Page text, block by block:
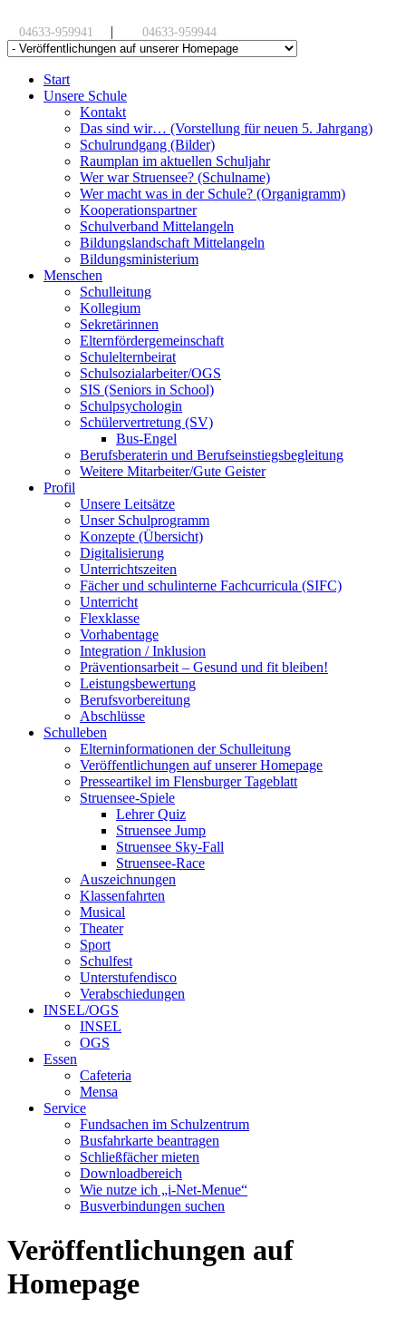
04633-959941 | 04633-959944
Start
Unsere Schule
Kontakt
Das sind wir… (Vorstellung für neuen 5. Jahrgang)
Schulrundgang (Bilder)
Raumplan im aktuellen Schuljahr
Wer war Struensee? (Schulname)
Wer macht was in der Schule? (Organigramm)
Kooperationspartner
Schulverband Mittelangeln
Bildungslandschaft Mittelangeln
Bildungsministerium
Menschen
Schulleitung
Kollegium
Sekretärinnen
Elternfördergemeinschaft
Schulelternbeirat
Schulsozialarbeiter/OGS
SIS (Seniors in School)
Schulpsychologin
Schülervertretung (SV)
Bus-Engel
Berufsberaterin und Berufseinstiegsbegleitung
Weitere Mitarbeiter/Gute Geister
Profil
Unsere Leitsätze
Unser Schulprogramm
Konzepte (Übersicht)
Digitalisierung
Unterrichtszeiten
Fächer und schulinterne Fachcurricula (SIFC)
Unterricht
Flexklasse
Vorhabentage
Integration / Inklusion
Präventionsarbeit – Gesund und fit bleiben!
Leistungsbewertung
Berufsvorbereitung
Abschlüsse
Schulleben
Elterninformationen der Schulleitung
Veröffentlichungen auf unserer Homepage
Presseartikel im Flensburger Tageblatt
Struensee-Spiele
Lehrer Quiz
Struensee Jump
Struensee Sky-Fall
Struensee-Race
Auszeichnungen
Klassenfahrten
Musical
Theater
Sport
Schulfest
Unterstufendisco
Verabschiedungen
INSEL/OGS
INSEL
OGS
Essen
Cafeteria
Mensa
Service
Fundsachen im Schulzentrum
Busfahrkarte beantragen
Schließfächer mieten
Downloadbereich
Wie nutze ich „i-Net-Menue“
Busverbindungen suchen
Veröffentlichungen auf
Homepage